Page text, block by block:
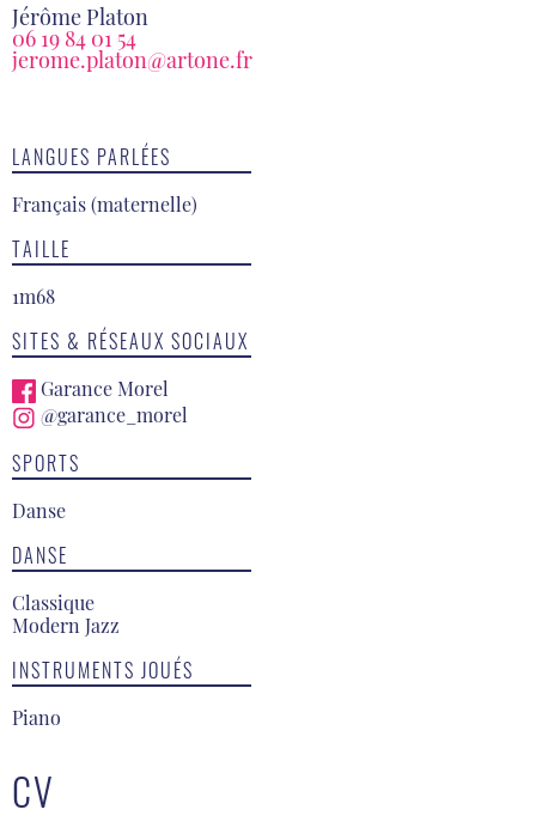
Jérôme Platon
06 19 84 01 54
jerome.platon@artone.fr
LANGUES PARLÉES
Français (maternelle)
TAILLE
1m68
SITES & RÉSEAUX SOCIAUX
Garance Morel
@garance_morel
SPORTS
Danse
DANSE
Classique
Modern Jazz
INSTRUMENTS JOUÉS
Piano
CV